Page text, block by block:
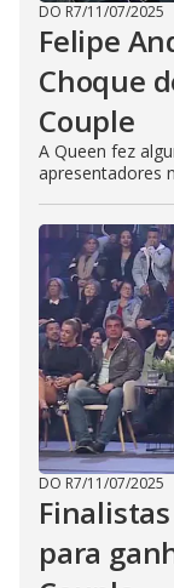
DO R7/11/07/2025
Felipe
Choque
Couple
A Queen fez
apresentadores
DO R7/11/07/2025
para